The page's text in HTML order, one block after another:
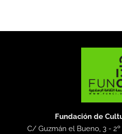
Fundación de
C/ Guzmán el Bueno, 3 -